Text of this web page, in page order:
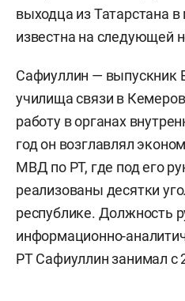
выходца из Татарстана
известна на следующей
Сафиуллин — выпускник
училища связи в
работу в органах
год он возглавлял
МВД по РТ, где под его
реализованы десятки
республике. Должность
информационно-
РТ Сафиуллин занимал с